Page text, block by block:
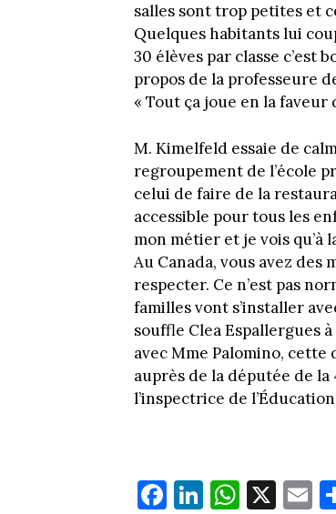
salles sont trop petites et
Quelques habitants lui
30 élèves par classe c’est
propos de la professeure
« Tout ça joue en la
M. Kimelfeld essaie de
regroupement de l’école
celui de faire de la
accessible pour tous les
mon métier et je vois qu’à
Au Canada, vous avez
respecter. Ce n’est pas
familles vont s’installer
souffle Clea Espallergues
avec Mme Palomino,
auprès de la députée de
l’inspectrice de
Fa Li W X E